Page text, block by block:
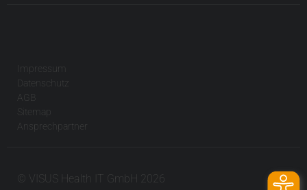
Impressum
Datenschutz
AGB
Sitemap
Ansprechpartner
© VISUS Health IT GmbH 2026